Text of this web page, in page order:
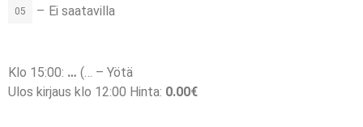
05 – Ei saatavilla
Klo 15:00: … (
– Yötä
Ulos kirjaus klo 12:00 Hinta: 0.00€